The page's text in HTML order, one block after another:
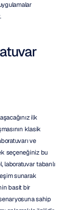
ilk
klasik
ve
seçeneğiniz bu
laboratuvar tabanlı
sunarak
basit bir
sahip